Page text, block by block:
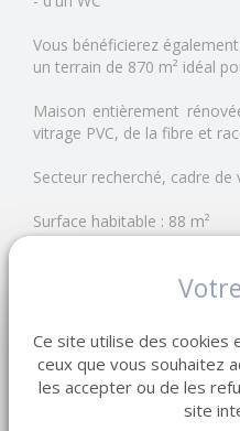
Vous bénéficierez
un terrain de 870 m² idéal
Maison entièrement
vitrage PVC, de la fibre et
Secteur recherché, cadre de
Surface habitable : 88 m²
Prix : 249 000 euros
Les informations sur les
Ce site utilise des cookies
ceux que vous souhaitez
les accepter ou de les
site